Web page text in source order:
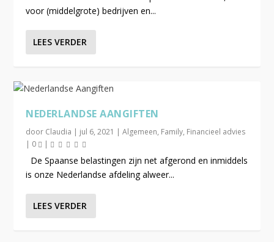
voor (middelgrote) bedrijven en...
LEES VERDER
NEDERLANDSE AANGIFTEN
door Claudia | jul 6, 2021 |Algemeen, Family, Financieel advies
| 0 |
De Spaanse belastingen zijn net afgerond en inmiddels
is onze Nederlandse afdeling alweer...
LEES VERDER